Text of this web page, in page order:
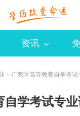
资讯
> 广西区高等教育自学考
自学考试专